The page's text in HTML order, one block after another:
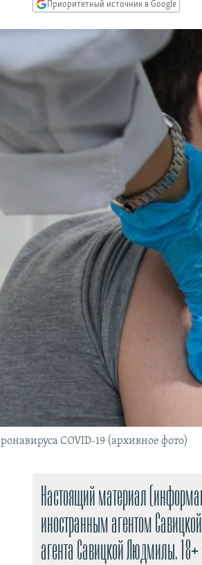
Приоритетный источник в Google
COVID-19 (архивное фото)
Настоящий материал
иностранным агентом
агента Савицкой Людмилы. 18+